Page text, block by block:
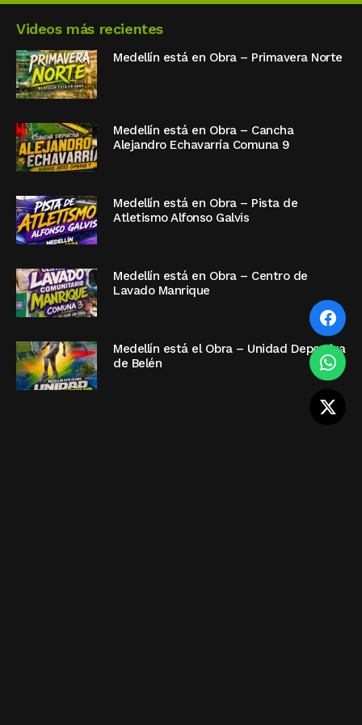
Videos más recientes
Medellín está en Obra – Primavera Norte
Medellín está en Obra – Cancha
Alejandro Echavarría Comuna 9
Medellín está en Obra – Pista de
Atletismo Alfonso Galvis
Medellín está en Obra – Centro de
Lavado Manrique
Medellín está el Obra – Unidad Deportiva
de Belén